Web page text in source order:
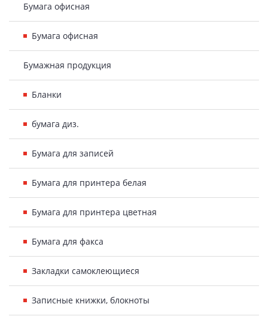
Бумага офисная
Бумага офисная
Бумажная продукция
Бланки
бумага диз.
Бумага для записей
Бумага для принтера белая
Бумага для принтера цветная
Бумага для факса
Закладки самоклеющиеся
Записные книжки, блокноты